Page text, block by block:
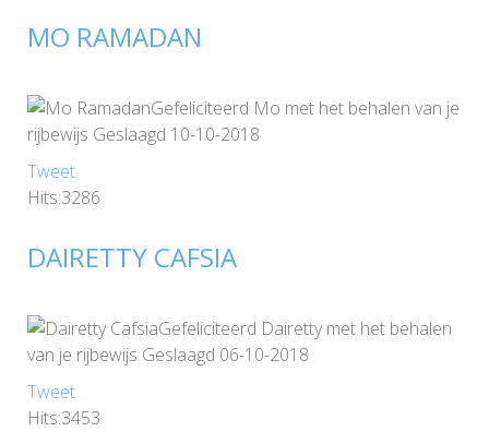
MO RAMADAN
Gefeliciteerd Mo met het behalen van je
rijbewijs Geslaagd 10-10-2018
Tweet
Hits:3286
DAIRETTY CAFSIA
Gefeliciteerd Dairetty met het behalen
van je rijbewijs Geslaagd 06-10-2018
Tweet
Hits:3453